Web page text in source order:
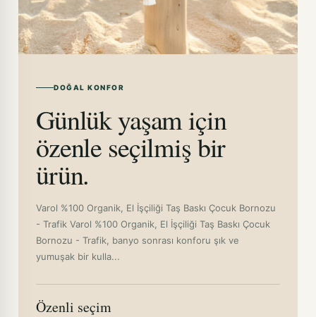
DOĞAL KONFOR
Günlük yaşam için
özenle seçilmiş bir
ürün.
Varol %100 Organik, El İşçiliği Taş Baskı Çocuk Bornozu
- Trafik Varol %100 Organik, El İşçiliği Taş Baskı Çocuk
Bornozu - Trafik, banyo sonrası konforu şık ve
yumuşak bir kulla...
Özenli seçim